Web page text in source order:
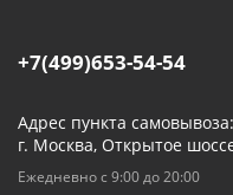
+7(499)653-54-54
Адрес пункта самовывоза:
г. Москва, Открытое
Ежедневно с 9:00 до 20:00